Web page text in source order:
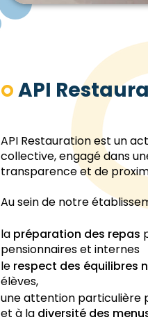
API
API Restauration est un
collective, engagé dans
transparence et de
Au sein de notre
la préparation des repas
pensionnaires et internes
le respect des équilibres
élèves,
une attention particulière
et à la diversité des